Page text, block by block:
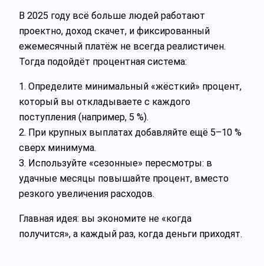
В 2025 году всё больше людей работают
проектно, доход скачет, и фиксированный
ежемесячный платёж не всегда реалистичен.
Тогда подойдёт процентная система:
1. Определите минимальный «жёсткий» процент,
который вы откладываете с каждого
поступления (например, 5 %).
2. При крупных выплатах добавляйте ещё 5–10 %
сверх минимума.
3. Используйте «сезонные» пересмотры: в
удачные месяцы повышайте процент, вместо
резкого увеличения расходов.
Главная идея: вы экономите не «когда
получится», а каждый раз, когда деньги приходят.